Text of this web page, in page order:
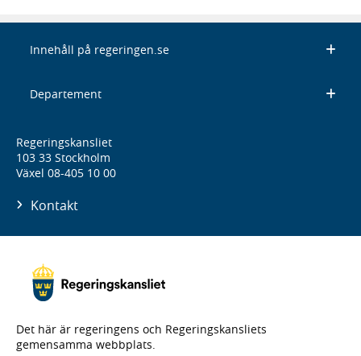
Innehåll på regeringen.se
Departement
Regeringskansliet
103 33 Stockholm
Växel 08-405 10 00
Kontakt
Det här är regeringens och Regeringskansliets
gemensamma webbplats.